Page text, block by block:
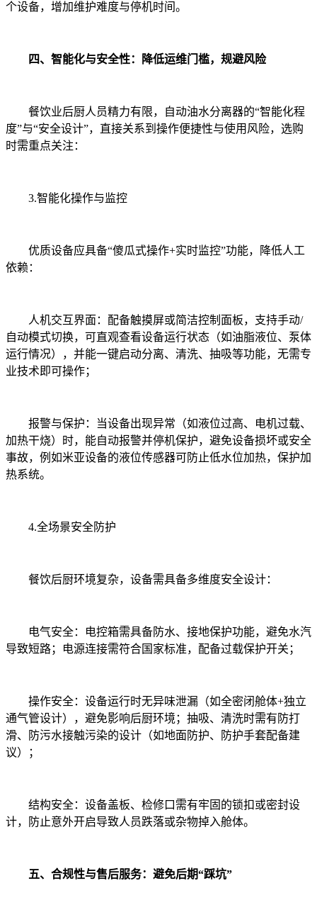
个设备，增加维护难度与停机时间。
四、智能化与安全性：降低运维门槛，规避风险
餐饮业后厨人员精力有限，自动油水分离器的“智能化程
度”与“安全设计”，直接关系到操作便捷性与使用风险，选购
时需重点关注：
3.智能化操作与监控
优质设备应具备“傻瓜式操作+实时监控”功能，降低人工
依赖：
人机交互界面：配备触摸屏或简洁控制面板，支持手动/
自动模式切换，可直观查看设备运行状态（如油脂液位、泵体
运行情况），并能一键启动分离、清洗、抽吸等功能，无需专
业技术即可操作；
报警与保护：当设备出现异常（如液位过高、电机过载、
加热干烧）时，能自动报警并停机保护，避免设备损坏或安全
事故，例如米亚设备的液位传感器可防止低水位加热，保护加
热系统。
4.全场景安全防护
餐饮后厨环境复杂，设备需具备多维度安全设计：
电气安全：电控箱需具备防水、接地保护功能，避免水汽
导致短路；电源连接需符合国家标准，配备过载保护开关；
操作安全：设备运行时无异味泄漏（如全密闭舱体+独立
通气管设计），避免影响后厨环境；抽吸、清洗时需有防打
滑、防污水接触污染的设计（如地面防护、防护手套配备建
议）；
结构安全：设备盖板、检修口需有牢固的锁扣或密封设
计，防止意外开启导致人员跌落或杂物掉入舱体。
五、合规性与售后服务：避免后期“踩坑”